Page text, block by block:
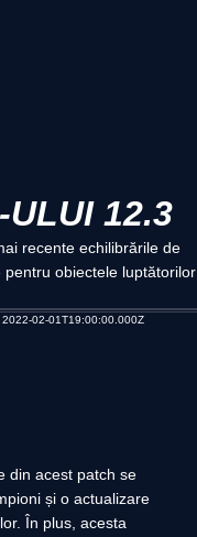
ULUI 12.3
recente echilibrările de
obiectele luptătorilor
2022-02-01T19:00:00.000Z
din acest patch se
și o actualizare
În plus, acesta